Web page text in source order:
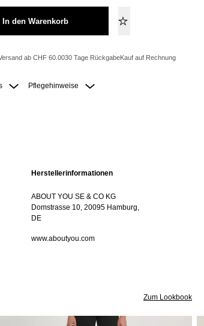
In den Warenkorb
ab CHF 60.0030 Tage RückgabeKauf auf Rechnung
Pflegehinweise
Herstellerinformationen
ABOUT YOU SE & CO KG
Domstrasse 10, 20095 Hamburg,
DE
www.aboutyou.com
Zum Lookbook